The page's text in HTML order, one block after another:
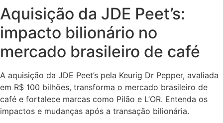
Aquisição da JDE Peet’s:
impacto bilionário no
mercado brasileiro de café
A aquisição da JDE Peet’s pela Keurig Dr Pepper, avaliada
em R$ 100 bilhões, transforma o mercado brasileiro de
café e fortalece marcas como Pilão e L’OR. Entenda os
impactos e mudanças após a transação bilionária.